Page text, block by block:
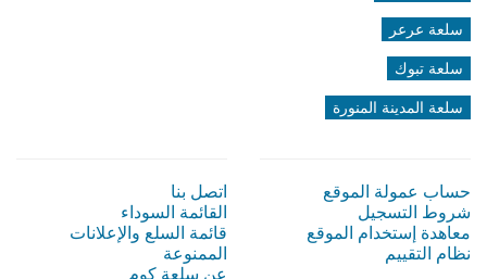
سلعة عرعر
سلعة تبوك
سلعة المدينة المنورة
حساب عمولة الموقع
شروط التسجيل
معاهدة إستخدام الموقع
نظام التقييم
اتصل بنا
القائمة السوداء
قائمة السلع والإعلانات
الممنوعة
عن سلعة كوم